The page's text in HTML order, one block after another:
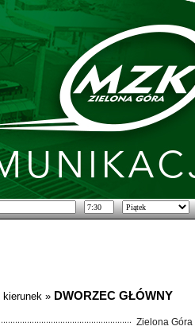
kierunek » DWORZEC GŁÓWNY
Zielona Góra